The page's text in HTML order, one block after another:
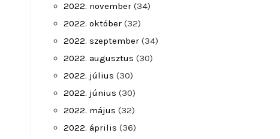
2022. november (34)
2022. október (32)
2022. szeptember (34)
2022. augusztus (30)
2022. július (30)
2022. június (30)
2022. május (32)
2022. április (36)